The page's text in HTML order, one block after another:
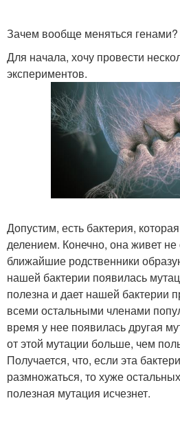
Зачем вообще меняться генами?
Для начала, хочу провести
экспериментов.
Допустим, есть бактерия,
делением. Конечно, она живет
ближайшие родственники
нашей бактерии появилась
полезна и дает нашей бактерии
всеми остальными членами
время у нее появилась другая
от этой мутации больше, чем
Получается, что, если эта
размножаться, то хуже
полезная мутация исчезнет.